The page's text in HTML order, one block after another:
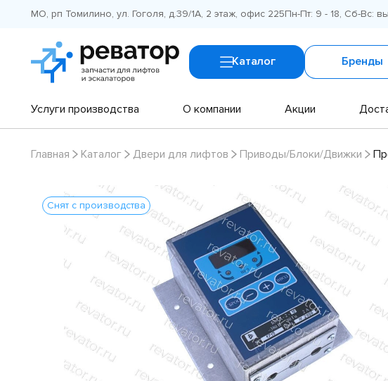
МО, рп Томилино, ул. Гоголя, д.39/1А, 2 этаж, офис 225Пн-Пт: 9 - 18, Сб-Вс:
Каталог Бренды
Услуги производства О компании Акции
Главная Каталог Двери для лифтов Приводы/Блоки/Движки
Снят с производства